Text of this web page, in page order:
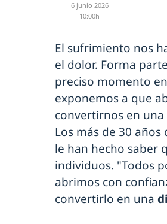
6 junio 2026
10:00h
El sufrimiento nos
el dolor. Forma
preciso momento
exponemos a que
convertirnos en una
Los más de 30
le han hecho saber
individuos. "Todos
abrimos con
convertirlo en una